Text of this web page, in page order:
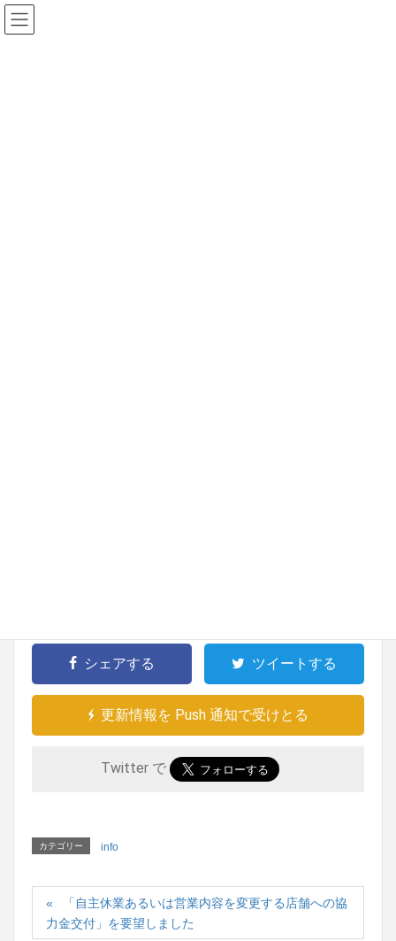
シェアする ツイートする
更新情報を Push 通知で受けとる
Twitter で
カテゴリー info
「自主休業あるいは営業内容を変更する店舗への協
力金交付」を要望しました